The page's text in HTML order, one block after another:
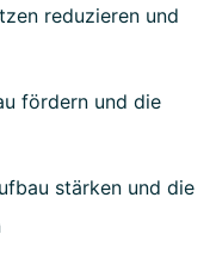
reduzieren und
fördern und die
stärken und die